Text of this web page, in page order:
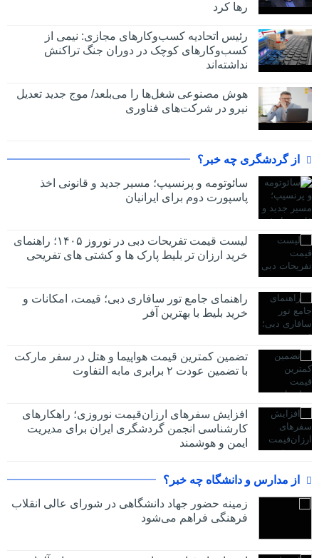
رها کرد
رئیس اتحادیه کسب‌وکارهای مجازی: نیمی از
کسب‌وکارهای کوچک در دوران جنگ‌ تراکنش
نداشته‌اند
هوش مصنوعی شغل‌ها را می‌بلعد/ موج جدید تعدیل
نیرو در شرکت‌های فناوری
از گردشگری چه خبر؟
سائوتومه و پرنسیپ؛ مسیر جدید و قانونی اخذ
پاسپورت دوم برای ایرانیان
لیست قیمت تفریحات دبی در نوروز ۱۴۰۵؛ راهنمای
خرید ارزان تر بلیط پارک ها و کشتی های تفریحی
راهنمای جامع تور سافاری دبی؛ قیمت، امکانات و
خرید بلیط با بهترین آفر
تضمین کمترین قیمت هواپیما و هتل در سفر مارکت
با تضمین عودت ۲ برابری مابه التفاوت
افزایش سفرهای ارزان‌قیمت نوروزی؛ راهکارهای
کارشناسی انجمن گردشگری ایران برای مدیریت
ایمن و هوشمند
از مدارس و دانشگاه چه خبر؟
زمینه حضور جهاد دانشگاهی در شورای عالی انقلاب
فرهنگی فراهم می‌شود